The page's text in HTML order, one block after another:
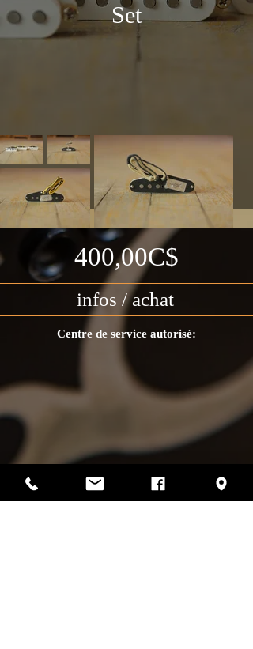
Set
400,00C$
infos / achat
Centre de service autorisé:
Photos par Sharif Mirshak